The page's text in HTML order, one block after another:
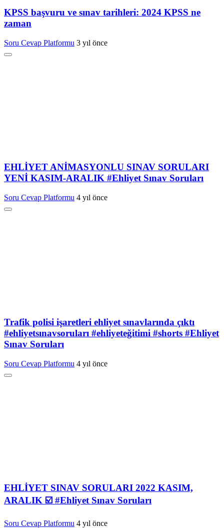
KPSS başvuru ve sınav tarihleri: 2024 KPSS ne
zaman
Soru Cevap Platformu 3 yıl önce
EHLİYET ANİMASYONLU SINAV SORULARI
YENİ KASIM-ARALIK #Ehliyet Sınav Soruları
Soru Cevap Platformu 4 yıl önce
Trafik polisi işaretleri ehliyet sınavlarında çıktı
#ehliyetsınavsoruları #ehliyeteğitimi #shorts #Ehliyet
Sınav Soruları
Soru Cevap Platformu 4 yıl önce
EHLİYET SINAV SORULARI 2022 KASIM,
ARALIK ☑️ #Ehliyet Sınav Soruları
Soru Cevap Platformu 4 yıl önce